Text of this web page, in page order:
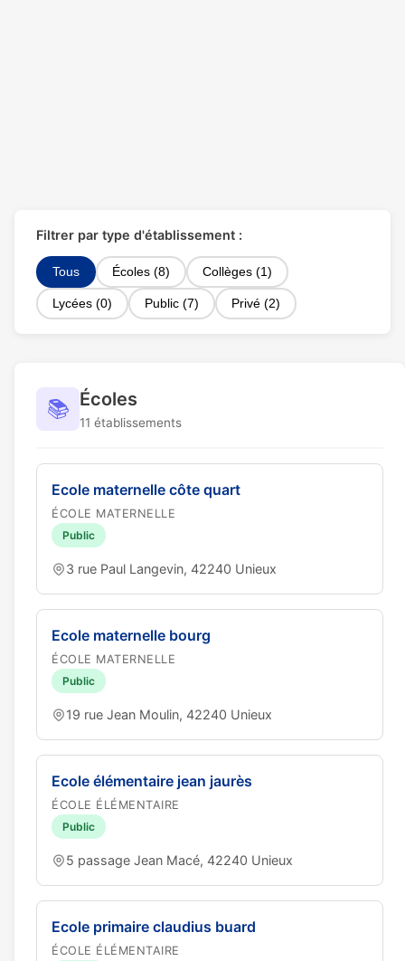
Filtrer par type d'établissement :
Tous Écoles (8) Collèges (1)
Lycées (0) Public (7) Privé (2)
📚 Écoles
11 établissements
Ecole maternelle côte quart
ÉCOLE MATERNELLE
Public
3 rue Paul Langevin, 42240 Unieux
Ecole maternelle bourg
ÉCOLE MATERNELLE
Public
19 rue Jean Moulin, 42240 Unieux
Ecole élémentaire jean jaurès
ÉCOLE ÉLÉMENTAIRE
Public
5 passage Jean Macé, 42240 Unieux
Ecole primaire claudius buard
ÉCOLE ÉLÉMENTAIRE